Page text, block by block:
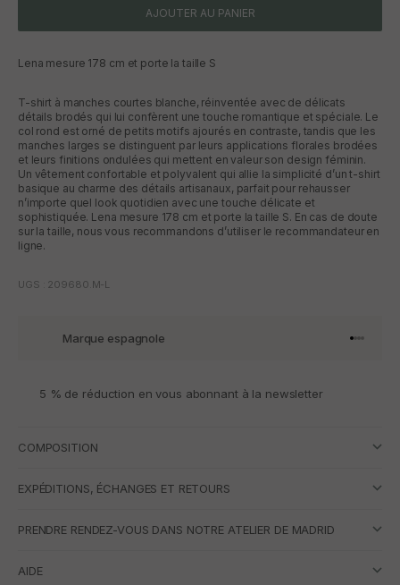
AJOUTER AU PANIER
Lena mesure 178 cm et porte la taille S
T-shirt à manches courtes blanche, réinventée avec de délicats
détails brodés qui lui confèrent une touche romantique et spéciale. Le
col rond est orné de petits motifs ajourés en contraste, tandis que les
manches larges se distinguent par leurs applications florales brodées
et leurs finitions ondulées qui mettent en valeur son design féminin.
Un vêtement confortable et polyvalent qui allie la simplicité d’un t-shirt
basique au charme des détails artisanaux, parfait pour rehausser
n’importe quel look quotidien avec une touche délicate et
sophistiquée. Lena mesure 178 cm et porte la taille S. En cas de doute
sur la taille, nous vous recommandons d’utiliser le recommandateur en
ligne.
UGS : 209680.M-L
Marque espagnole Aller à
Aller à
Aller à
Aller
5 % de réduction en vous abonnant à la newsletter
COMPOSITION
EXPÉDITIONS, ÉCHANGES ET RETOURS
PRENDRE RENDEZ-VOUS DANS NOTRE ATELIER DE MADRID
AIDE